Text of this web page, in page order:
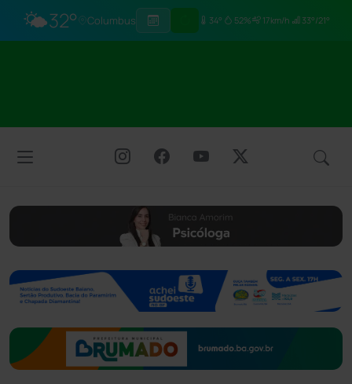
🌤️32° Columbus 34° 52% 17km/h 33°/21°